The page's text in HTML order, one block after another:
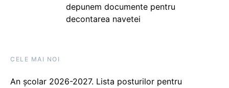
depunem documente pentru
decontarea navetei
CELE MAI NOI
An școlar 2026-2027. Lista posturilor pentru